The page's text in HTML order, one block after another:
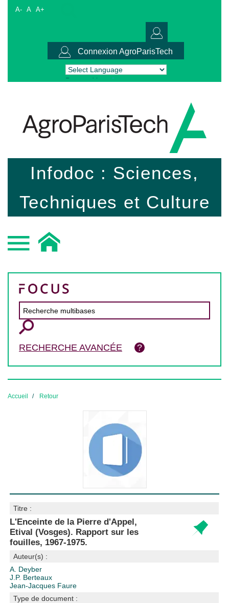
A- A A+
Connexion AgroParisTech
Powered by Translate
Infodoc : Sciences,
Techniques et Culture
RECHERCHE AVANCÉE
Accueil Retour
Titre :
L'Enceinte de la Pierre d'Appel,
Etival (Vosges). Rapport sur les
fouilles, 1967-1975.
Auteur(s) :
A. Deyber
J.P. Berteaux
Jean-Jacques Faure
Type de document :